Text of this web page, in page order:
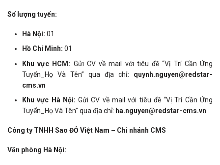
Số lượng tuyển:
Hà Nội: 01
Hồ Chí Minh: 01
Khu vực HCM: Gửi CV về mail với tiêu đề “Vị Trí Cần Ứng
Tuyển_Họ Và Tên” qua địa chỉ: quynh.nguyen@redstar-
cms.vn
Khu vực Hà Nội:Gửi CV về mail với tiêu đề “Vị Trí Cần Ứng
Tuyển_Họ Và Tên” qua địa chỉ: ha.nguyen@redstar-cms.vn
Công ty TNHH Sao ĐỎ Việt Nam – Chi nhánh CMS
Văn phòng Hà Nội: